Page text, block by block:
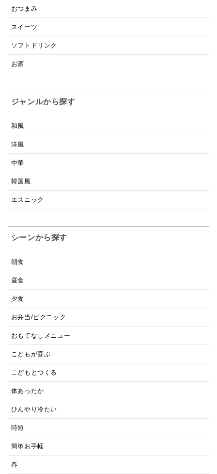
おつまみ
スイーツ
ソフトドリンク
お酒
ジャンルから探す
和風
洋風
中華
韓国風
エスニック
シーンから探す
朝食
昼食
夕食
お弁当/ピクニック
おもてなしメニュー
こどもが喜ぶ
こどもとつくる
体あったか
ひんやり冷たい
時短
簡単お手軽
春